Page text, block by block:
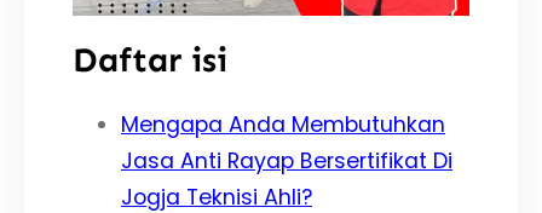
Daftar isi
Mengapa Anda Membutuhkan
Jasa Anti Rayap Bersertifikat Di
Jogja Teknisi Ahli?